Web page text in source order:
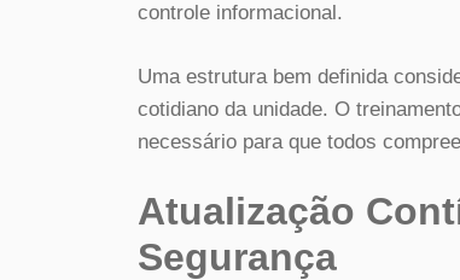
controle informacional.
Uma estrutura bem definida
cotidiano da unidade. O
necessário para que todos
Atualização
Segurança